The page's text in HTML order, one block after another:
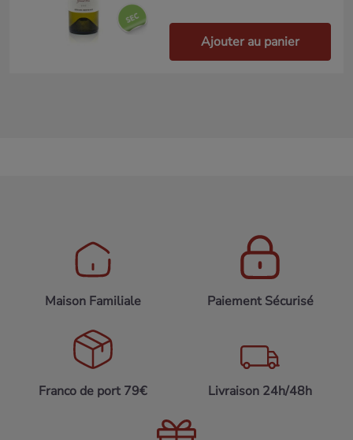
Ajouter au panier
Maison Familiale Paiement Sécurisé
Franco de port 79€ Livraison 24h/48h